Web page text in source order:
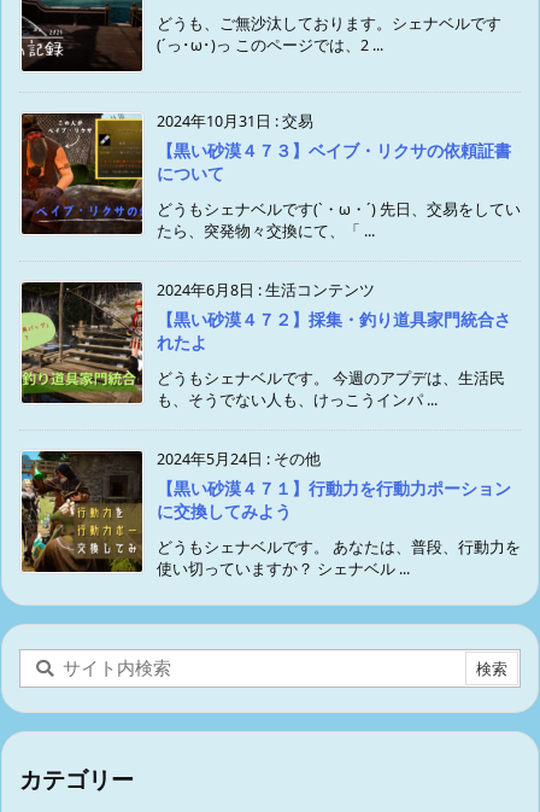
どうも、ご無沙汰しております。シェナベルです
(´っ･ω･)っ このページでは、2 ...
2024年10月31日 :交易
【黒い砂漠４７３】ベイブ・リクサの依頼証書
について
どうもシェナベルです(`・ω・´) 先日、交易をしてい
たら、突発物々交換にて、「 ...
2024年6月8日 :生活コンテンツ
【黒い砂漠４７２】採集・釣り道具家門統合さ
れたよ
どうもシェナベルです。 今週のアプデは、生活民
も、そうでない人も、けっこうインパ ...
2024年5月24日 : その他
【黒い砂漠４７１】行動力を行動力ポーション
に交換してみよう
どうもシェナベルです。 あなたは、普段、行動力を
使い切っていますか？ シェナベル ...
カテゴリー